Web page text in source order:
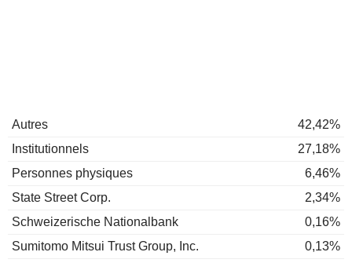
Autres
42,42%
Institutionnels
27,18%
Personnes physiques
6,46%
State Street Corp.
2,34%
Schweizerische Nationalbank
0,16%
Sumitomo Mitsui Trust Group, Inc.
0,13%